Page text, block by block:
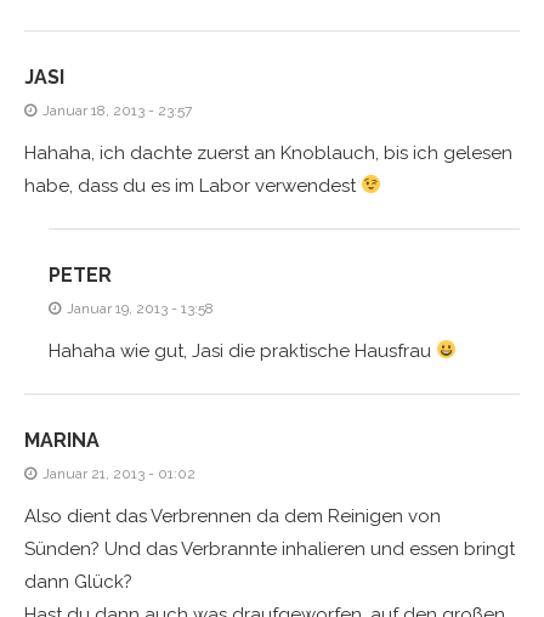
JASI
Januar 18, 2013 - 23:57
Hahaha, ich dachte zuerst an Knoblauch, bis ich gelesen
habe, dass du es im Labor verwendest
PETER
Januar 19, 2013 - 13:58
Hahaha wie gut, Jasi die praktische Hausfrau
MARINA
Januar 21, 2013 - 01:02
Also dient das Verbrennen da dem Reinigen von
Sünden? Und das Verbrannte inhalieren und essen bringt
dann Glück?